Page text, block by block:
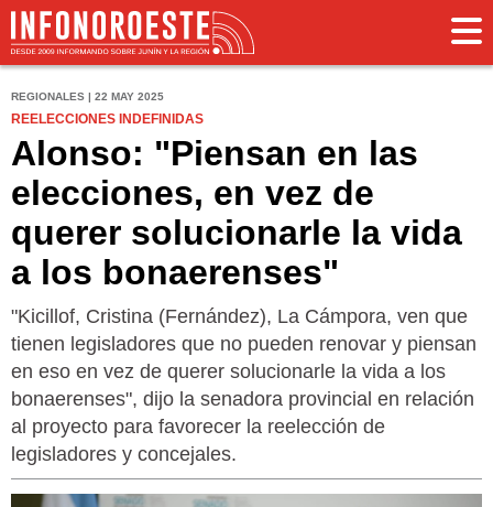
REGIONALES | 22 MAY 2025
REELECCIONES INDEFINIDAS
Alonso: "Piensan en las
elecciones, en vez de
querer solucionarle la vida
a los bonaerenses"
"Kicillof, Cristina (Fernández), La Cámpora, ven que
tienen legisladores que no pueden renovar y piensan
en eso en vez de querer solucionarle la vida a los
bonaerenses", dijo la senadora provincial en relación
al proyecto para favorecer la reelección de
legisladores y concejales.